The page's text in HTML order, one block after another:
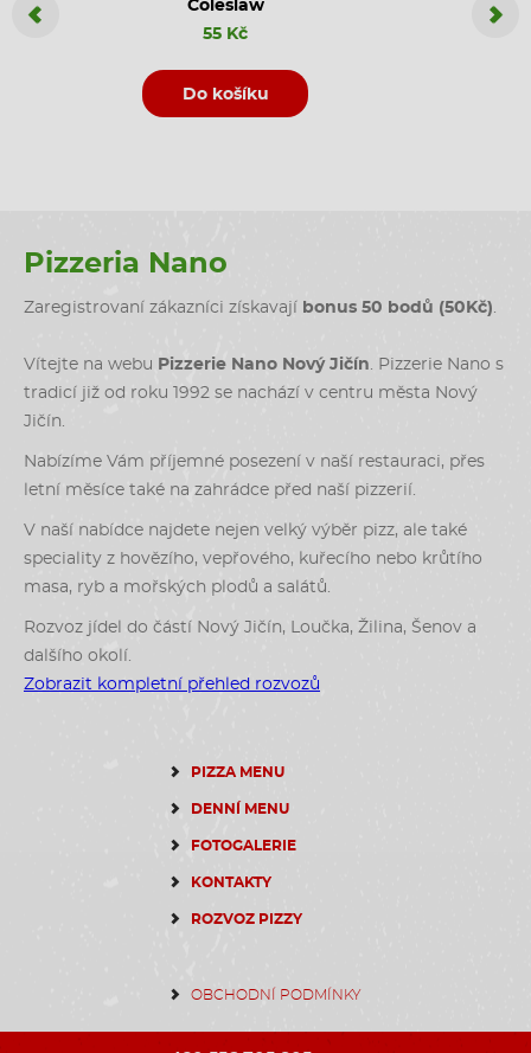
Coleslaw
55 Kč
Do košíku
Coca
Pizzeria Nano
Zaregistrovaní zákazníci získavají bonus 50 bodů (50Kč)
Vítejte na webu Pizzerie Nano Nový Jičín . Pizzerie Nano s
tradicí již od roku 1992 se nachází v centru města Nový
Jičín.
Nabízíme Vám příjemné posezení v naší restauraci, přes
letní měsíce také na zahrádce před naší pizzerií.
V naší nabídce najdete nejen velký výběr pizz, ale také
speciality z hovězího, vepřového, kuřecího nebo krůtího
masa, ryb a mořských plodů a salátů.
Rozvoz jídel do částí Nový Jičín, Loučka, Žilina, Šenov a
dalšího okolí.
Zobrazit kompletní přehled rozvozů
PIZZA MENU
DENNÍ MENU
FOTOGALERIE
KONTAKTY
ROZVOZ PIZZY
OBCHODNÍ PODMÍNKY